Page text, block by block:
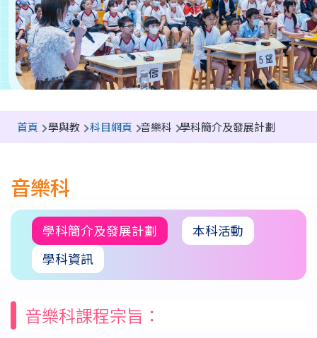
導
連
結
首頁 學與教 科目網頁 音樂科 學科簡介及發展計劃
音樂科
學科簡介及發展計劃
本科活動
學科資訊
音樂科課程宗旨：